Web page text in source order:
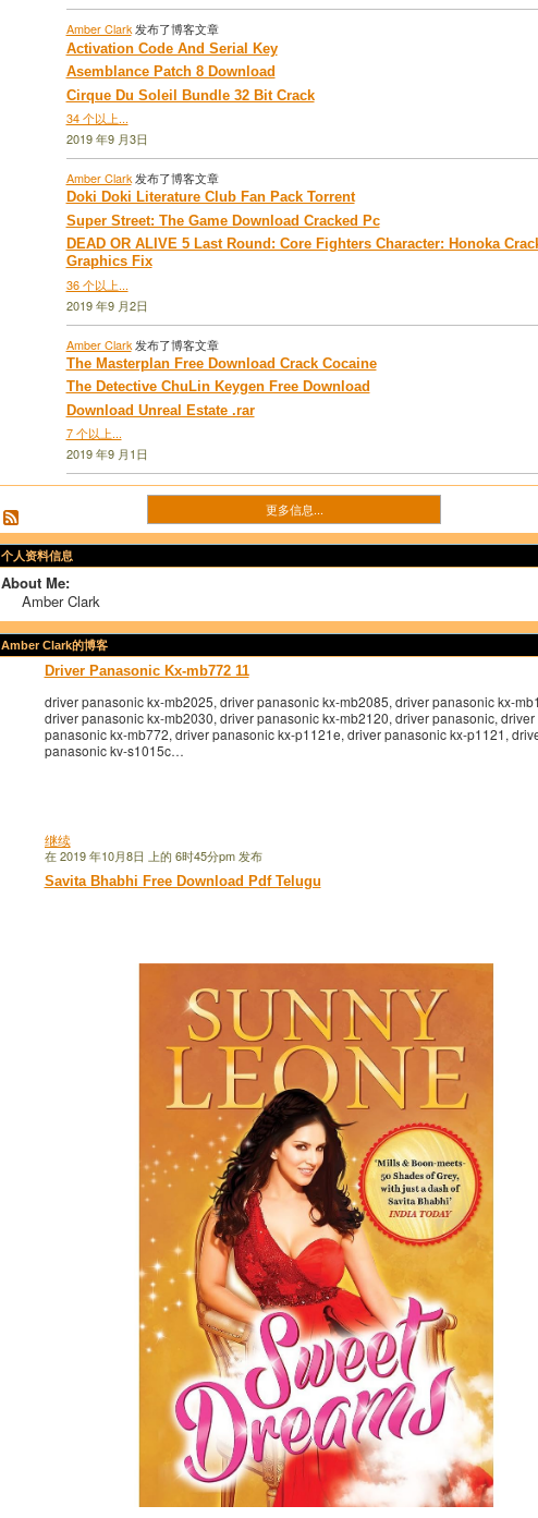
Amber Clark发布了博客文章
Activation Code And Serial Key
Asemblance Patch 8 Download
Cirque Du Soleil Bundle 32 Bit Crack
34 个以上...
2019 年9 月3日
Amber Clark发布了博客文章
Doki Doki Literature Club Fan Pack Torrent
Super Street: The Game Download Cracked Pc
DEAD OR ALIVE 5 Last Round: Core Fighters Character: Honoka
Graphics Fix
36 个以上...
2019 年9 月2日
Amber Clark发布了博客文章
The Masterplan Free Download Crack Cocaine
The Detective ChuLin Keygen Free Download
Download Unreal Estate .rar
7 个以上...
2019 年9 月1日
更多信息...
个人资料信息
About Me:
Amber Clark
Amber Clark的博客
Driver Panasonic Kx-mb772 11
driver panasonic kx-mb2025, driver panasonic kx-mb2085, driver panasonic kx-
driver panasonic kx-mb2030, driver panasonic kx-mb2120, driver panasonic, driver
panasonic kx-mb772, driver panasonic kx-p1121e, driver panasonic kx-p1121,
panasonic kv-s1015c…
继续
在 2019 年10月8日 上的 6时45分pm 发布
Savita Bhabhi Free Download Pdf Telugu